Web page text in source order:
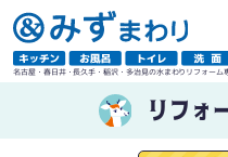
名古屋・春日井・長久手・稲沢・多治見の水まわりリフォーム
リフォ